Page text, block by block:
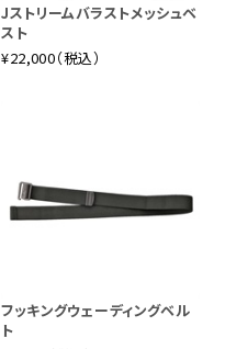
Jストリームバラストメッシュベ
スト
¥22,000（税込）
フッキングウェーディングベル
ト